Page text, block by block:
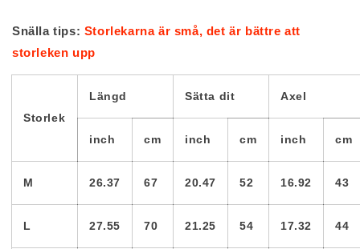
Snälla tips: Storlekarna är små, det är bättre att
storleken upp
Storlek
Längd Sätta dit Axel
inch cm inch cm inch cm
M 26.37 67 20.47 52 16.92 43
L 27.55 70 21.25 54 17.32 44